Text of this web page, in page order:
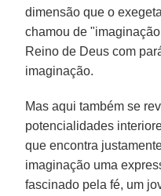
dimensão que o
chamou de
Reino de Deus com
imaginação.
Mas aqui também se
potencialidades
que encontra
imaginação uma
fascinado pela fé, um